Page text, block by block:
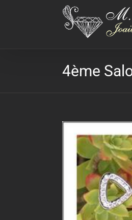
4ème
Voir
l'image
agrandie